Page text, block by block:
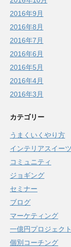
2016年9月
2016年8月
2016年7月
2016年6月
2016年5月
2016年4月
2016年3月
カテゴリー
うまくいくやり方
インテリアスイー
コミュニティ
ジョギング
セミナー
ブログ
マーケティング
一億円プロジェクト
個別コーチング